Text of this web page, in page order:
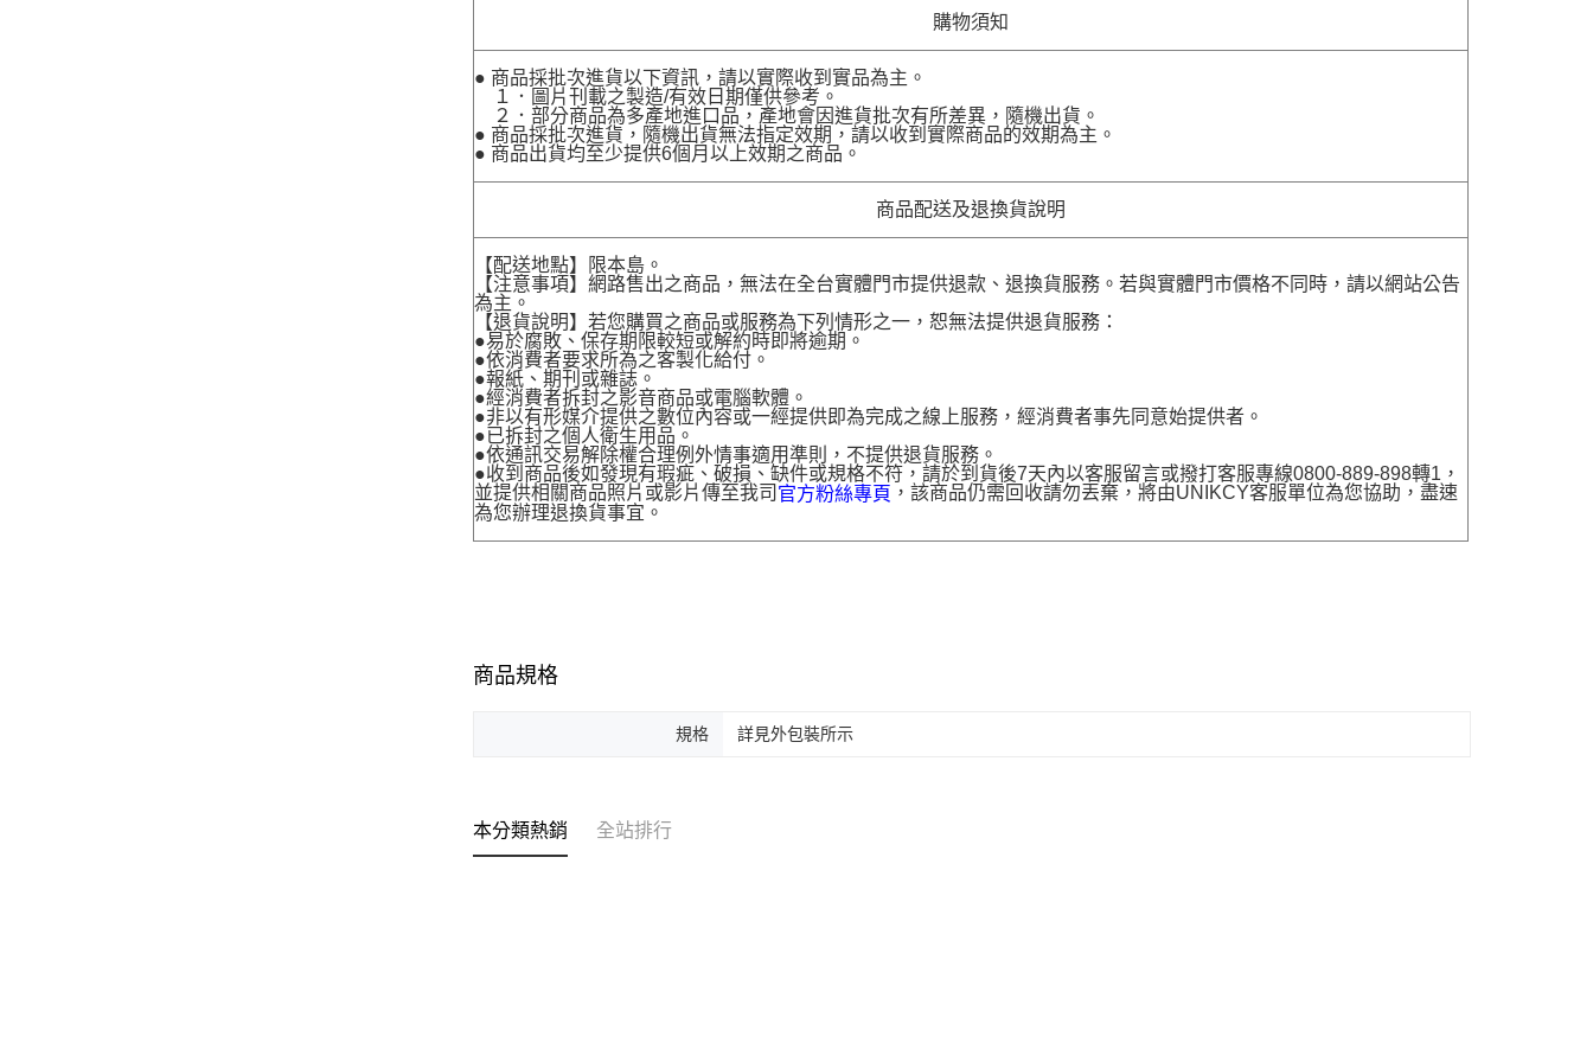
購物須知
● 商品採批次進貨以下資訊，請以實際收到實品為主。
１．圖片刊載之製造/有效日期僅供參考。
２．部分商品為多產地進口品，產地會因進貨批次有所差異，隨機出貨。
● 商品採批次進貨，隨機出貨無法指定效期，請以收到實際商品的效期為主。
● 商品出貨均至少提供6個月以上效期之商品。
商品配送及退換貨說明
【配送地點】限本島。
【注意事項】網路售出之商品，無法在全台實體門市提供退款、退換貨服務。若與實體門市價格不同時，請以網站公告
為主。
【退貨說明】若您購買之商品或服務為下列情形之一，恕無法提供退貨服務：
●易於腐敗、保存期限較短或解約時即將逾期。
●依消費者要求所為之客製化給付。
●報紙、期刊或雜誌。
●經消費者拆封之影音商品或電腦軟體。
●非以有形媒介提供之數位內容或一經提供即為完成之線上服務，經消費者事先同意始提供者。
●已拆封之個人衛生用品。
●依通訊交易解除權合理例外情事適用準則，不提供退貨服務。
●收到商品後如發現有瑕疵、破損、缺件或規格不符，請於到貨後7天內以客服留言或撥打客服專線0800-889-898轉1，
並提供相關商品照片或影片傳至我司 官方粉絲專頁 ，該商品仍需回收請勿丟棄，將由UNIKCY客服單位為您協助，盡速
為您辦理退換貨事宜。
商品規格
規格 詳見外包裝所示
本分類熱銷 全站排行